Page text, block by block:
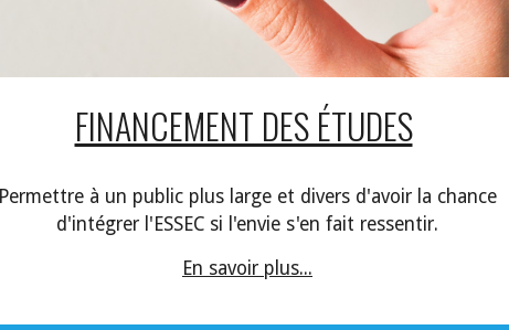
FINANCEMENT DES ÉTUDES
Permettre à un public plus large et divers d'avoir la chance
d'intégrer l'ESSEC si l'envie s'en fait ressentir.
En savoir plus...